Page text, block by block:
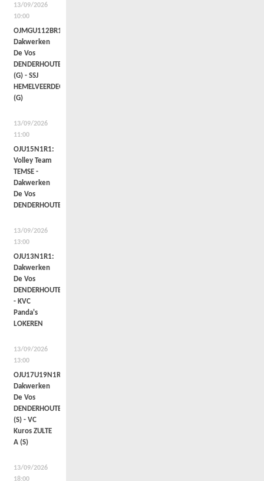
13/09/2026
10:00
OJMGU112BR1c:
Dakwerken
De Vos
DENDERHOUTEM
(G) - SSJ
HEMELVEERDEGEM
(G)
13/09/2026
11:00
OJU15N1R1:
Volley Team
TEMSE -
Dakwerken
De Vos
DENDERHOUTEM
13/09/2026
13:00
OJU13N1R1:
Dakwerken
De Vos
DENDERHOUTEM
- KVC
Panda's
LOKEREN
13/09/2026
13:00
OJU17U19N1R1a:
Dakwerken
De Vos
DENDERHOUTEM
(S) - VC
Kuros ZULTE
A (S)
13/09/2026
18:00